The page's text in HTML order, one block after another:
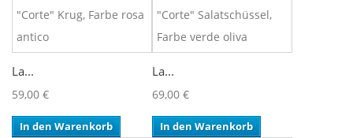
La...
59,00 €
In den Warenkorb
La...
69,00 €
In den Warenkorb